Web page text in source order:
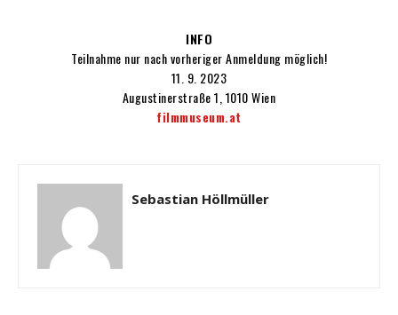
INFO
Teilnahme nur nach vorheriger Anmeldung möglich!
11. 9. 2023
Augustinerstraße 1, 1010 Wien
filmmuseum.at
Sebastian Höllmüller